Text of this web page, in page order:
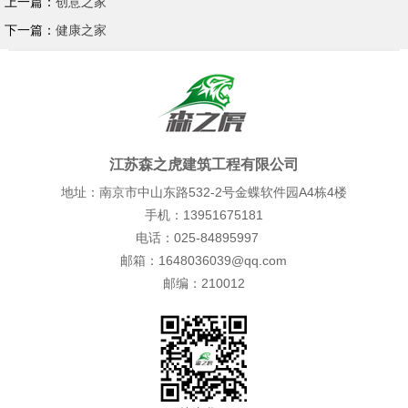
下一篇： 健康之家
江苏森之虎建筑工程有限公司
地址：南京市中山东路532-2号金蝶软件园A4栋4楼
手机：13951675181
电话：025-84895997
邮箱：1648036039@qq.com
邮编：210012